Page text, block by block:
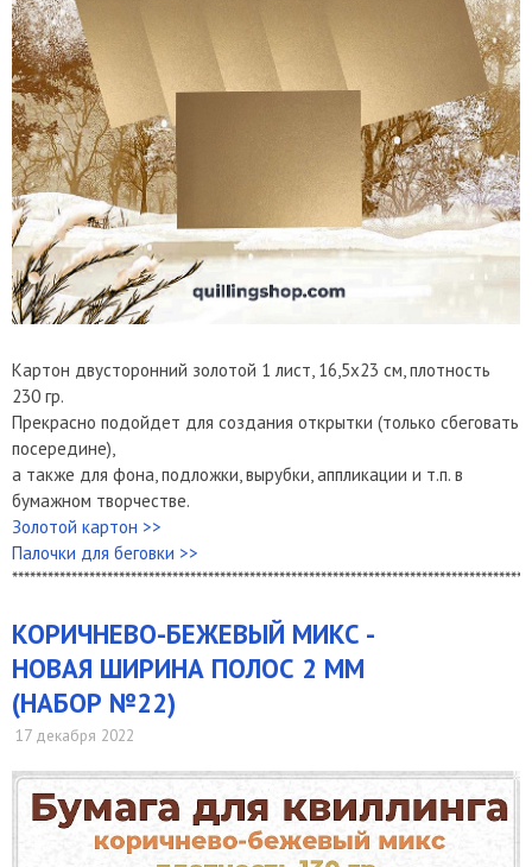
Картон двусторонний золотой 1 лист, 16,5х23 см, плотность
230 гр.
Прекрасно подойдет для создания открытки (только сбеговать
посередине),
а также для фона, подложки, вырубки, аппликации и т.п. в
бумажном творчестве.
Золотой картон >>
Палочки для беговки >>
КОРИЧНЕВО-БЕЖЕВЫЙ МИКС -
НОВАЯ ШИРИНА ПОЛОС 2 ММ
(НАБОР №22)
17 декабря 2022